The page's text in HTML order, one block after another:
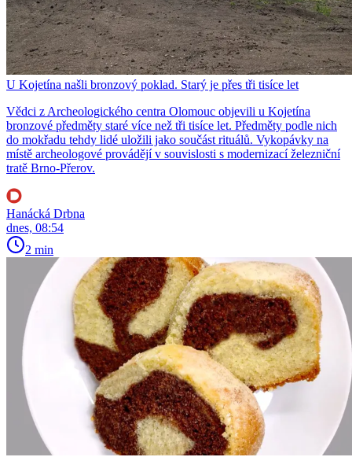
U Kojetína našli bronzový poklad. Starý je přes tři tisíce let
Vědci z Archeologického centra Olomouc objevili u Kojetína
bronzové předměty staré více než tři tisíce let. Předměty podle nich
do mokřadu tehdy lidé uložili jako součást rituálů. Vykopávky na
místě archeologové provádějí v souvislosti s modernizací železniční
tratě Brno-Přerov.
Hanácká Drbna
dnes, 08:54
2 min